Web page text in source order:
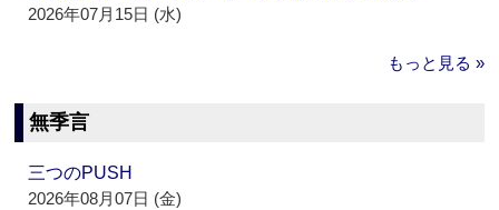
2026年07月15日 (水)
もっと見る »
無季言
三つのPUSH
2026年08月07日 (金)